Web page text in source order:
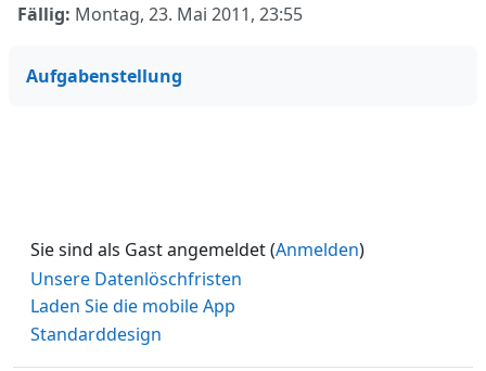
Fällig: Montag, 23. Mai 2011, 23:55
Aufgabenstellung
Sie sind als Gast angemeldet (Anmelden)
Unsere Datenlöschfristen
Laden Sie die mobile App
Standarddesign